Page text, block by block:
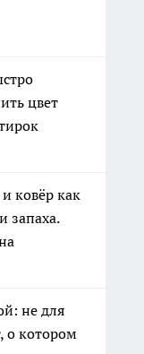
цвет
ковёр как
запаха.
не для
о котором